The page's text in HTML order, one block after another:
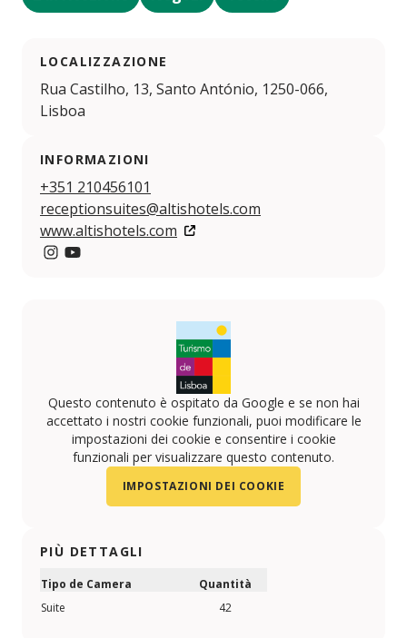
LOCALIZZAZIONE
Rua Castilho, 13, Santo António, 1250-066,
Lisboa
INFORMAZIONI
+351 210456101
receptionsuites@altishotels.com
www.altishotels.com
Questo contenuto è ospitato da Google e se non hai
accettato i nostri cookie funzionali, puoi modificare le
impostazioni dei cookie e consentire i cookie
funzionali per visualizzare questo contenuto.
IMPOSTAZIONI DEI COOKIE
PIÙ DETTAGLI
Tipo de Camera
Quantità
Suite
42